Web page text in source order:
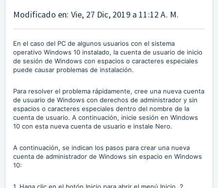
Modificado en: Vie, 27 Dic, 2019 a 11:12 A. M.
En el caso del PC de algunos usuarios con el sistema
operativo Windows 10 instalado, la cuenta de usuario de inicio
de sesión de Windows con espacios o caracteres especiales
puede causar problemas de instalación.
Para resolver el problema rápidamente, cree una nueva cuenta
de usuario de Windows con derechos de administrador y sin
espacios o caracteres especiales dentro del nombre de la
cuenta de usuario. A continuación, inicie sesión en Windows
10 con esta nueva cuenta de usuario e instale Nero.
A continuación, se indican los pasos para crear una nueva
cuenta de administrador de Windows sin espacio en Windows
10: